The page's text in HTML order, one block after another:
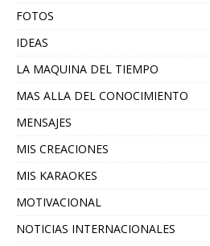
FOTOS
IDEAS
LA MAQUINA DEL TIEMPO
MAS ALLA DEL CONOCIMIENTO
MENSAJES
MIS CREACIONES
MIS KARAOKES
MOTIVACIONAL
NOTICIAS INTERNACIONALES